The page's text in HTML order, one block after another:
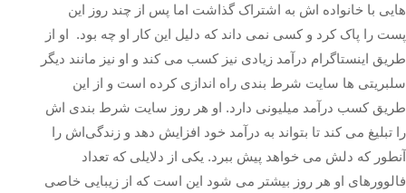
هایی با خانواده اش به اشتراک گذاشت اما پس از چند روز این
پست را پاک کرد و کسی نمی داند که دلیل این کار او چه بود. او از
طریق اینستاگرام درآمد زیادی نیز کسب می کند و او نیز مانند دیگر
سلبریتی ها سایت شرط بندی راه اندازی کرده است و از این
طریق کسب درآمد میلیونی دارد. او هر روز سایت‌ شرط بندی اش
را تبلیغ می‌ کند تا بتواند به درآمد خود افزایش دهد و زندگی‌اش را
آنطور که دلش می خواهد پیش ببرد. یکی از دلایلی که تعداد
فالوورهای او هر روز بیشتر می شود این است که از زیبایی خاصی